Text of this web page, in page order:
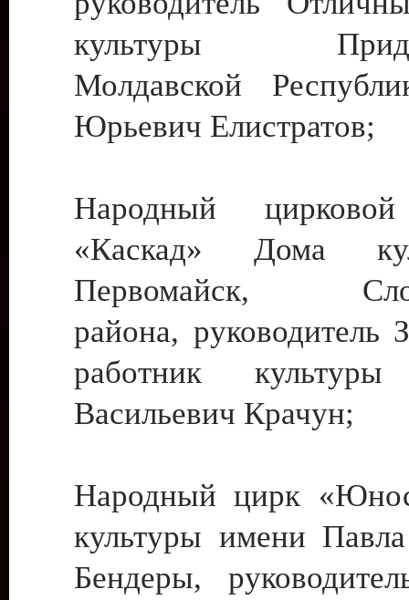
культуры
Молдавской
Юрьевич Елистратов;
Народный цирковой
«Каскад» Дома
Первомайск,
района, руководитель
работник культуры
Васильевич Крачун;
Народный цирк
культуры имени
Бендеры,